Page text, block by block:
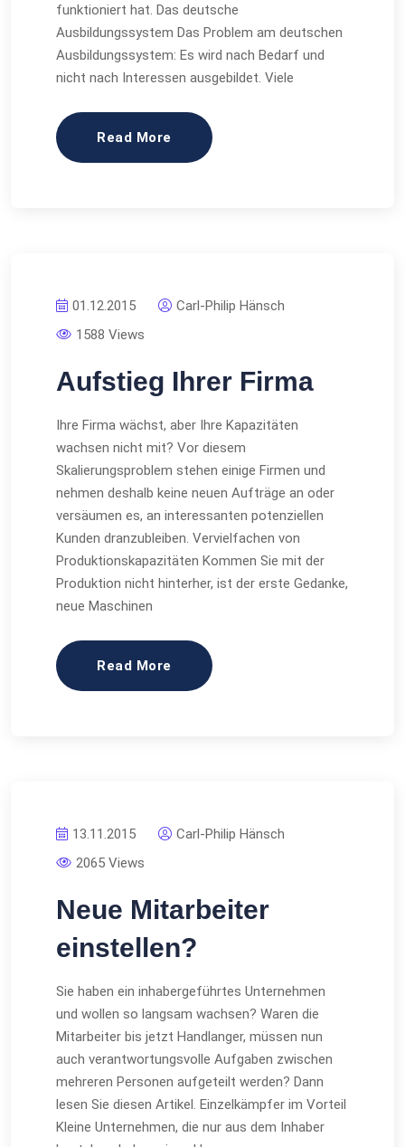
funktioniert hat. Das deutsche
Ausbildungssystem Das Problem am deutschen
Ausbildungssystem: Es wird nach Bedarf und
nicht nach Interessen ausgebildet. Viele
Read More
01.12.2015
Carl-Philip Hänsch
1588 Views
Aufstieg Ihrer Firma
Ihre Firma wächst, aber Ihre Kapazitäten
wachsen nicht mit? Vor diesem
Skalierungsproblem stehen einige Firmen und
nehmen deshalb keine neuen Aufträge an oder
versäumen es, an interessanten potenziellen
Kunden dranzubleiben. Vervielfachen von
Produktionskapazitäten Kommen Sie mit der
Produktion nicht hinterher, ist der erste Gedanke,
neue Maschinen
Read More
13.11.2015
Carl-Philip Hänsch
2065 Views
Neue Mitarbeiter
einstellen?
Sie haben ein inhabergeführtes Unternehmen
und wollen so langsam wachsen? Waren die
Mitarbeiter bis jetzt Handlanger, müssen nun
auch verantwortungsvolle Aufgaben zwischen
mehreren Personen aufgeteilt werden? Dann
lesen Sie diesen Artikel. Einzelkämpfer im Vorteil
Kleine Unternehmen, die nur aus dem Inhaber